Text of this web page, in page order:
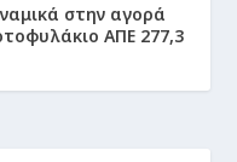
στην αγορά
ΑΠΕ 277,3